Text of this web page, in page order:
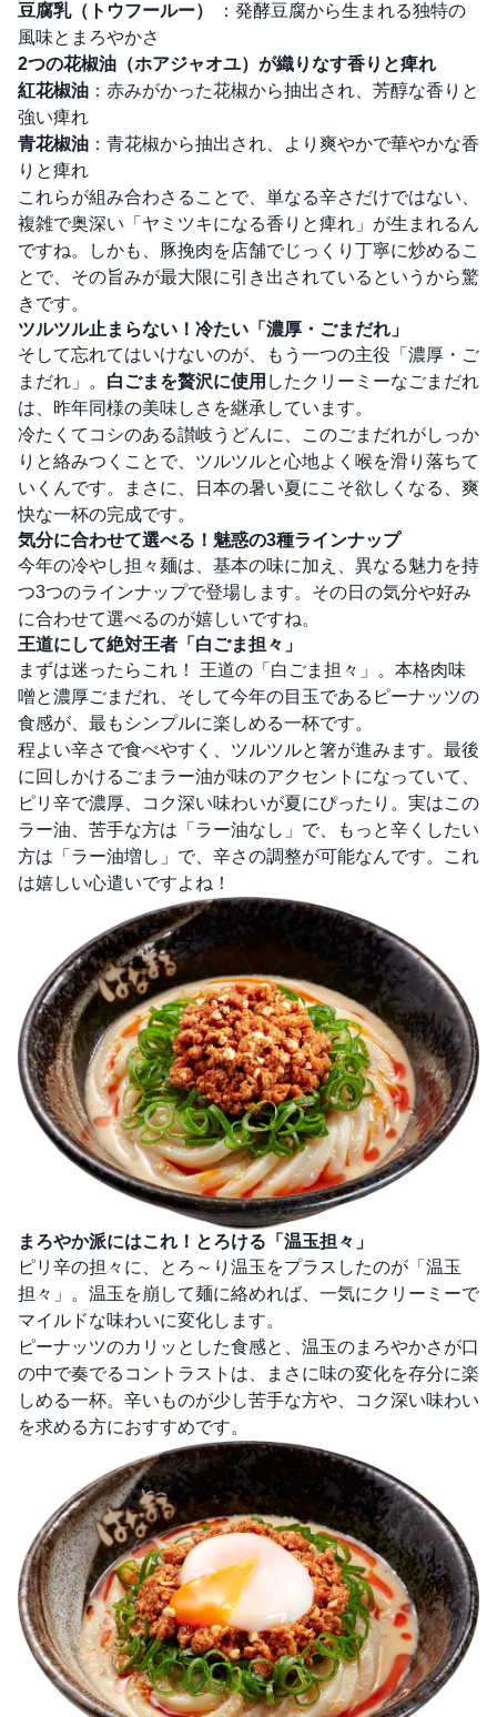
豆腐乳（トウフールー）
：発酵豆腐から生まれる独特の
風味とまろやかさ
2つの花椒油（ホアジャオユ）が織りなす香りと痺れ
紅花椒油 ：赤みがかった花椒から抽出され、芳醇な香りと
強い痺れ
青花椒油 ：青花椒から抽出され、より爽やかで華やかな香
りと痺れ
これらが組み合わさることで、単なる辛さだけではない、
複雑で奥深い「ヤミツキになる香りと痺れ」が生まれるん
ですね。しかも、豚挽肉を店舗でじっくり丁寧に炒めるこ
とで、その旨みが最大限に引き出されているというから驚
きです。
ツルツル止まらない！冷たい「濃厚・ごまだれ」
そして忘れてはいけないのが、もう一つの主役「濃厚・ご
まだれ」。 白ごまを贅沢に使用 したクリーミーなごまだれ
は、昨年同様の美味しさを継承しています。
冷たくてコシのある讃岐うどんに、このごまだれがしっか
りと絡みつくことで、ツルツルと心地よく喉を滑り落ちて
いくんです。まさに、日本の暑い夏にこそ欲しくなる、爽
快な一杯の完成です。
気分に合わせて選べる！魅惑の3種ラインナップ
今年の冷やし担々麺は、基本の味に加え、異なる魅力を持
つ3つのラインナップで登場します。その日の気分や好み
に合わせて選べるのが嬉しいですね。
王道にして絶対王者「白ごま担々」
まずは迷ったらこれ！ 王道の「白ごま担々」。本格肉味
噌と濃厚ごまだれ、そして今年の目玉であるピーナッツの
食感が、最もシンプルに楽しめる一杯です。
程よい辛さで食べやすく、ツルツルと箸が進みます。最後
に回しかけるごまラー油が味のアクセントになっていて、
ピリ辛で濃厚、コク深い味わいが夏にぴったり。実はこの
ラー油、苦手な方は「ラー油なし」で、もっと辛くしたい
方は「ラー油増し」で、辛さの調整が可能なんです。これ
は嬉しい心遣いですよね！
まろやか派にはこれ！とろける「温玉担々」
ピリ辛の担々に、とろ～り温玉をプラスしたのが「温玉
担々」。温玉を崩して麺に絡めれば、一気にクリーミーで
マイルドな味わいに変化します。
ピーナッツのカリッとした食感と、温玉のまろやかさが口
の中で奏でるコントラストは、まさに味の変化を存分に楽
しめる一杯。辛いものが少し苦手な方や、コク深い味わい
を求める方におすすめです。